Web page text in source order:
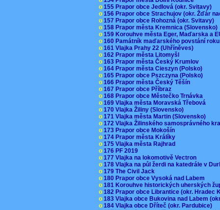
o 155 Prapor obce Jedlová (okr. Svitavy)
o 156 Prapor obce Strachujov (okr. Žďár
o 157 Prapor obce Rohozná (okr. Svitavy)
o 158 Prapor města Kremnica (Slovensko)
o 159 Korouhve města Eger, Maďarska a
o 160 Památník maďarského povstání
o 161 Vlajka Prahy 22 (Uhříněves)
o 162 Prapor města Litomyšl
o 163 Prapor města Český Krumlov
o 164 Prapor města Cieszyn (Polsko)
o 165 Prapor obce Pszczyna (Polsko)
o 166 Prapor města Český Těšín
o 167 Prapor obce Příbraz
o 168 Prapor obce Městečko Trnávka
o 169 Vlajka města Moravská Třebová
o 170 Vlajka Žiliny (Slovensko)
o 171 Vlajka města Martin (Slovensko)
o 172 Vlajka Žilinského samosprávného
o 173 Prapor obce Mokošín
o 174 Prapor města Králíky
o 175 Vlajka města Rajhrad
o 176 PF 2019
o 177 Vlajka na lokomotivě Vectron
o 178 Vlajka na půl žerdi na katedrále v
o 179 The Civil Jack
o 180 Prapor obce Vysoká nad Labem
o 181 Korouhve historických uherských
o 182 Prapor obce Librantice (okr. Hradec
o 183 Vlajka obce Bukovina nad Labem
o 184 Vlajka obce Dříteč (okr. Pardubice)